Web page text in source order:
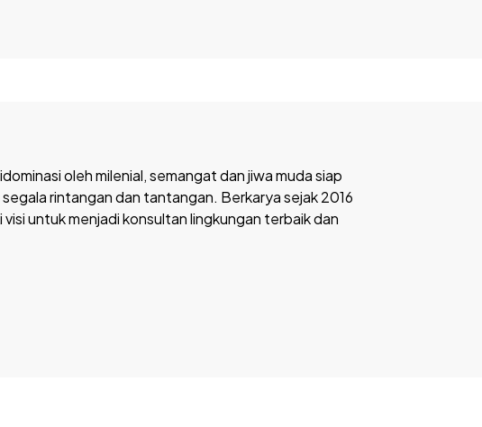
oleh milenial, semangat dan jiwa muda siap
rintangan dan tantangan. Berkarya sejak 2016
visi untuk menjadi konsultan lingkungan terbaik dan